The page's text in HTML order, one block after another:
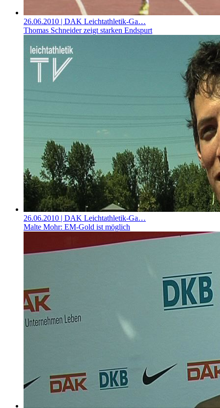
26.06.2010 | DAK Leichtathletik-Ga…
Thomas Schneider zeigt starken Endspurt
26.06.2010 | DAK Leichtathletik-Ga…
Malte Mohr: EM-Gold ist möglich